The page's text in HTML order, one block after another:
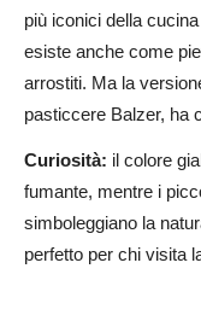
più iconici della
esiste anche come
arrostiti. Ma la
pasticcere Balzer, ha
Curiosità: il colore
fumante, mentre i
simboleggiano la
perfetto per chi visita